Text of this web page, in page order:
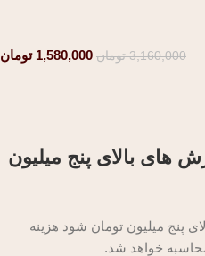
3,160,000 تومان 1,580,000 تومان
های بالای پنج میلیون
پنج میلیون تومان شود هزینه
خواهد شد.